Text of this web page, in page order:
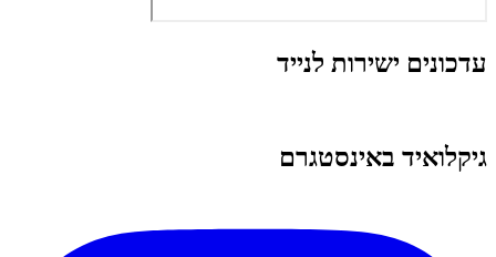
עדכונים ישירות לנייד
גיקלואיד באינסטגרם